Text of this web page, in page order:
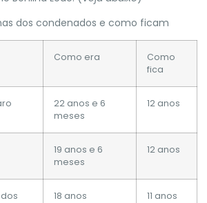
dos condenados e como ficam
Como era
Como
fica
22 anos e 6
meses
12 anos
19 anos e 6
meses
12 anos
18 anos 11 anos